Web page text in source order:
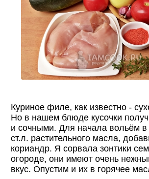
Куриное филе, как известно -
Но в нашем блюде кусочки
и сочными. Для начала вольём в
ст.л. растительного масла,
кориандр. Я сорвала зонтики
огороде, они имеют очень
вкус. Опустим и их в горячее